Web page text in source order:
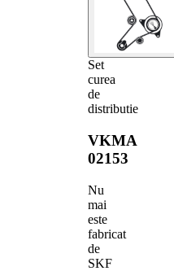
Set
curea
de
distributie
VKMA
02153
Nu
mai
este
fabricat
de
SKF